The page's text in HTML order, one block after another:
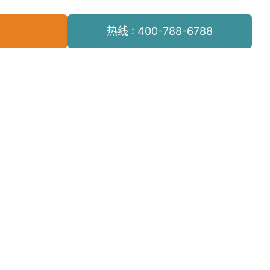
热线 : 400-788-6788